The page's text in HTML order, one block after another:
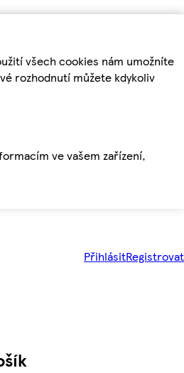
všech cookies nám umožníte
rozhodnutí můžete kdykoliv
ve vašem zařízení,
PřihlásitRegistrovat